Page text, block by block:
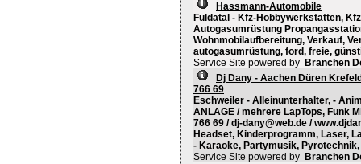
Hassmann-Automobile
Fuldatal - Kfz-Hobbywerkstätten,
Autogasumrüstung
Wohnmobilaufbereitung, Verkauf,
autogasumrüstung, ford, freie,
Service Site powered by Branchen
Dj Dany - Aachen Düren
766 69
Eschweiler - Alleinunterhalter, -
ANLAGE / mehrere LapTops, Funk
766 69 / dj-dany@web.de /
Headset, Kinderprogramm, Laser,
- Karaoke, Partymusik,
Service Site powered by Branchen